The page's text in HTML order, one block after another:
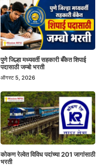
पुणे जिल्हा मध्यवर्ती सहकारी बँकेत शिपाई
पदासाठी जम्बो भरती
ऑगस्ट 5, 2026
कोकण रेल्वेत विविध पदांच्या 201 जागांसाठी
भरती